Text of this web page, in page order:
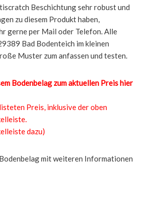
Beschichtung sehr robust und
zu diesem Produkt haben,
gerne per Mail oder Telefon. Alle
Bad Bodenteich im kleinen
Muster zum anfassen und testen.
Bodenbelag zum aktuellen Preis hier
Preis, inklusive der oben
dazu)
mit weiteren Informationen